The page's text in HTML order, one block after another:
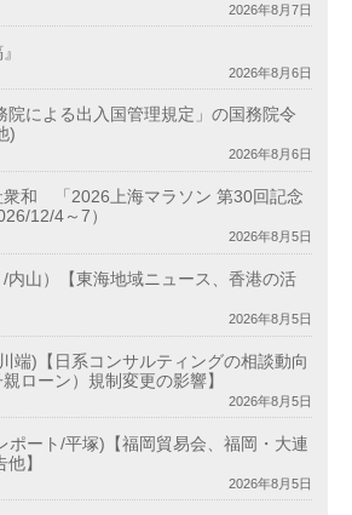
2026年8月7日
2026年8月6日
院による出入国管理規定」の国務院令
)
2026年8月6日
衆和 「2026上海マラソン 第30回記念
12/4～7）
2026年8月5日
/内山）【東海地域ニュース、香港の活
2026年8月5日
端)【日系コンサルティングの相談動向
ローン）規制変更の影響】
2026年8月5日
ポート/平塚)【福岡貿易会、福岡・大連
】
2026年8月5日